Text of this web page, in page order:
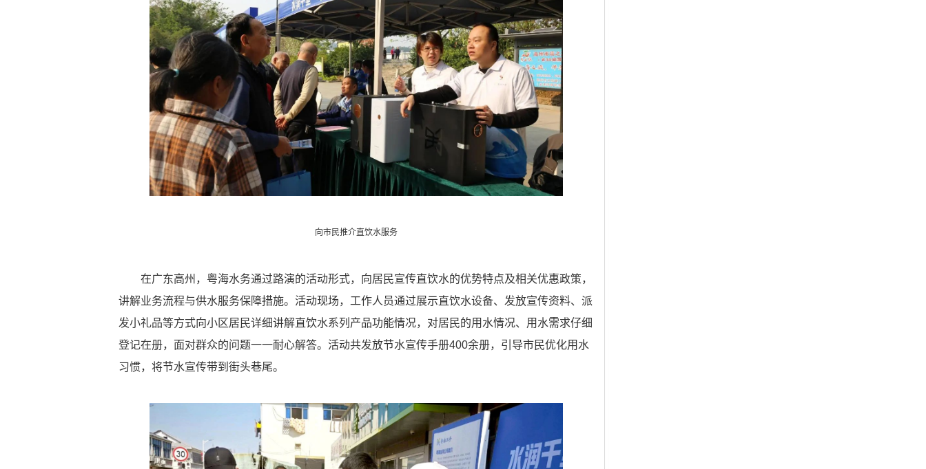
向市民推介直饮水服务
在广东高州，粤海水务通过路演的活动形式，向居民宣传直饮水的优势特点及相关优惠政策，
讲解业务流程与供水服务保障措施。活动现场，工作人员通过展示直饮水设备、发放宣传资料、派
发小礼品等方式向小区居民详细讲解直饮水系列产品功能情况，对居民的用水情况、用水需求仔细
登记在册，面对群众的问题一一耐心解答。活动共发放节水宣传手册400余册，引导市民优化用水
习惯，将节水宣传带到街头巷尾。